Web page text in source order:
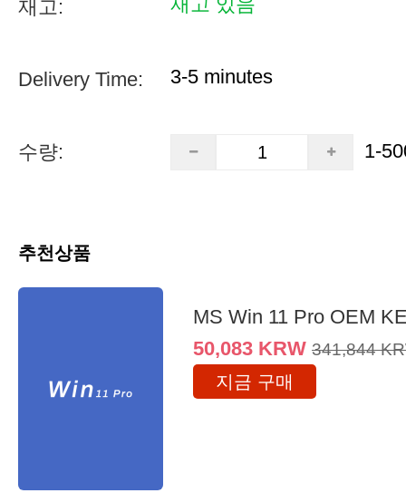
재고:
Delivery Time: 3-5 minutes
수량: 1-
추천상품
MS Win 11 Pro OEM
50,083 KRW 341,844
지금 구매